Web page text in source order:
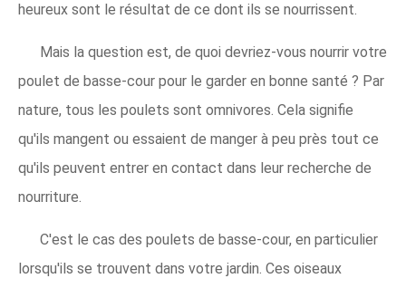
heureux sont le résultat de ce dont ils se nourrissent.
Mais la question est, de quoi devriez-vous nourrir votre
poulet de basse-cour pour le garder en bonne santé ? Par
nature, tous les poulets sont omnivores. Cela signifie
qu'ils mangent ou essaient de manger à peu près tout ce
qu'ils peuvent entrer en contact dans leur recherche de
nourriture.
C'est le cas des poulets de basse-cour, en particulier
lorsqu'ils se trouvent dans votre jardin. Ces oiseaux